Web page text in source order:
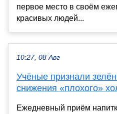
первое место в своём
красивых людей...
10:27, 08 Авг
Учёные признали
снижения «плохого»
Ежедневный приём